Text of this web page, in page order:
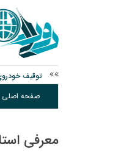
توقیف
نانوایی های
وزارت اطلاعات: ۲۱ مزدور موساد و ۴ شرور مسلح در کرمان بازداشت شدند
صفحه اصلی
معرفی